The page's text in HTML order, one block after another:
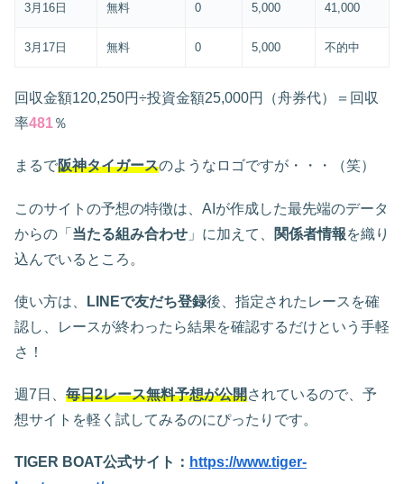
3月16日 無料 0 5,000 41,000
3月17日 無料 0 5,000 不的中
回収金額120,250円÷投資金額25,000円（舟券代）＝回収
率481％
まるで阪神タイガースのようなロゴですが・・・（笑）
このサイトの予想の特徴は、AIが作成した最先端のデータ
からの「 当たる組み合わせ 」に加えて、 関係者情報を織り
込んでいるところ。
使い方は、 LINEで友だち登録後、指定されたレースを確
認し、レースが終わったら結果を確認するだけという手軽
さ！
週7日、 毎日2レース無料予想が公開されているので、予
想サイトを軽く試してみるのにぴったりです。
TIGER BOAT公式サイト： https://www.tiger-